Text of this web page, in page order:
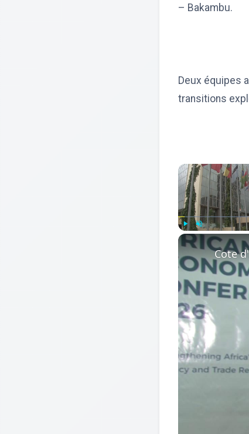
– Bakambu.
Deux équipes
transitions
Play Unmute